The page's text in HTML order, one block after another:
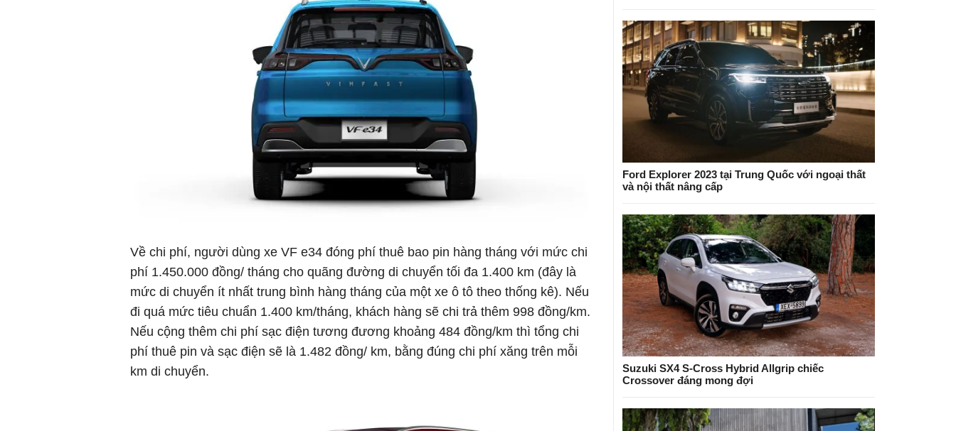
Về chi phí, người dùng xe VF e34 đóng phí thuê bao pin hàng tháng với mức chi
phí 1.450.000 đồng/ tháng cho quãng đường di chuyển tối đa 1.400 km (đây là
mức di chuyển ít nhất trung bình hàng tháng của một xe ô tô theo thống kê). Nếu
đi quá mức tiêu chuẩn 1.400 km/tháng, khách hàng sẽ chi trả thêm 998 đồng/km.
Nếu cộng thêm chi phí sạc điện tương đương khoảng 484 đồng/km thì tổng chi
phí thuê pin và sạc điện sẽ là 1.482 đồng/ km, bằng đúng chi phí xăng trên mỗi
km di chuyển.
Ford Explorer 2023 tại Trung Quốc với ngoại thất
và nội thất nâng cấp
Suzuki SX4 S-Cross Hybrid Allgrip chiếc
Crossover đáng mong đợi